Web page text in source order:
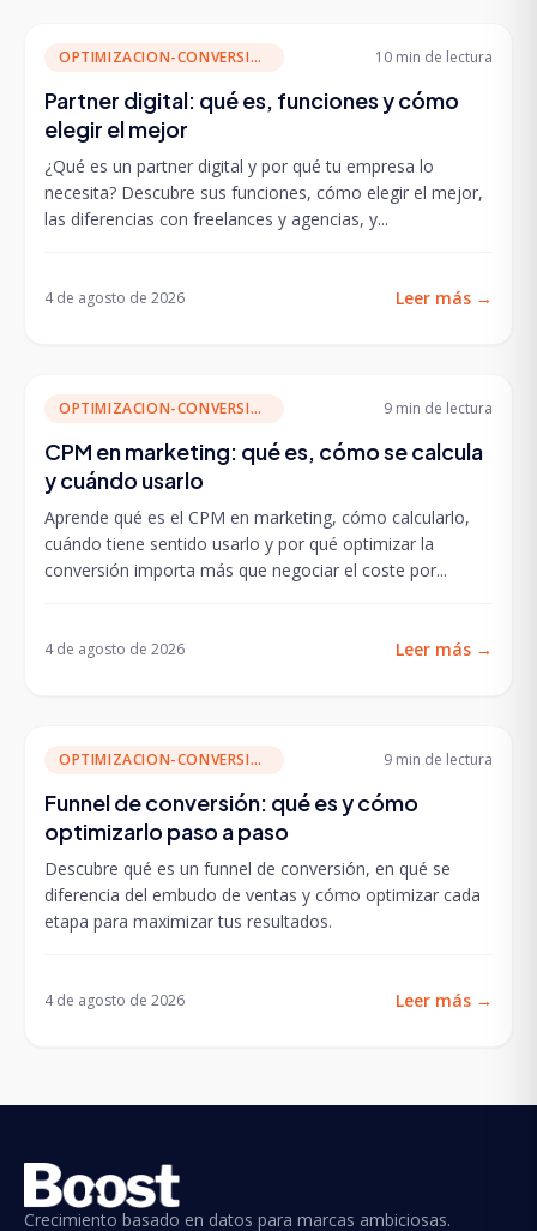
OPTIMIZACION-CONVERSION 10 min de lectura
Partner digital: qué es, funciones y cómo
elegir el mejor
¿Qué es un partner digital y por qué tu empresa lo
necesita? Descubre sus funciones, cómo elegir el mejor,
las diferencias con freelances y agencias, y...
4 de agosto de 2026 Leer más →
OPTIMIZACION-CONVERSION 9 min de lectura
CPM en marketing: qué es, cómo se calcula
y cuándo usarlo
Aprende qué es el CPM en marketing, cómo calcularlo,
cuándo tiene sentido usarlo y por qué optimizar la
conversión importa más que negociar el coste por...
4 de agosto de 2026 Leer más →
OPTIMIZACION-CONVERSION 9 min de lectura
Funnel de conversión: qué es y cómo
optimizarlo paso a paso
Descubre qué es un funnel de conversión, en qué se
diferencia del embudo de ventas y cómo optimizar cada
etapa para maximizar tus resultados.
4 de agosto de 2026 Leer más →
Crecimiento basado en datos para marcas ambiciosas.